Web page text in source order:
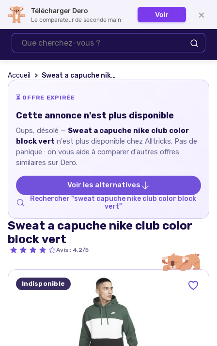
Se connecter
Accueil Sweat a capuche nike club color block vert
⏳ OFFRE EXPIRÉE
Cette annonce n'est plus disponible
Oups, désolé — Sweat a capuche nike club color
block vert n'est plus disponible chez Alltricks. Pas de
panique : on vous aide à comparer d'autres offres
similaires sur Dero.
Voir les alternatives
Rechercher "sweat capuche nike club color block
vert"
Sweat a capuche nike club color
block vert
Avis : 4,2/5
Indisponible
Télécharger Dero
Le comparateur de seconde main
Voir ×